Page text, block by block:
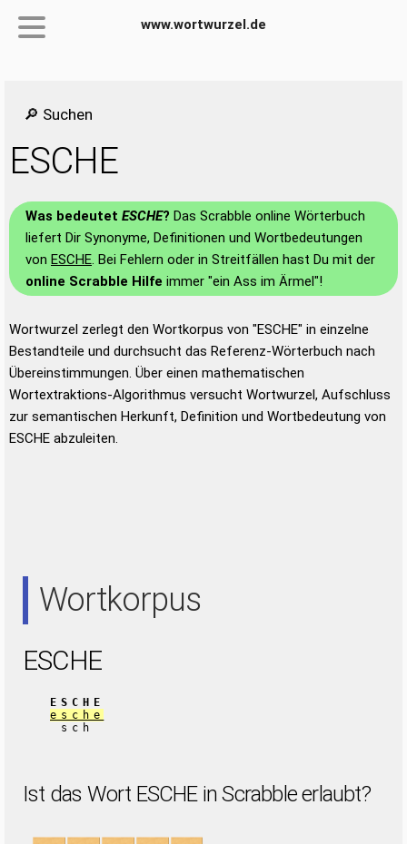
www.wortwurzel.de
🔎 Suchen
ESCHE
Was bedeutet ESCHE? Das Scrabble online Wörterbuch
liefert Dir Synonyme, Definitionen und Wortbedeutungen
von ESCHE. Bei Fehlern oder in Streitfällen hast Du mit der
online Scrabble Hilfe immer "ein Ass im Ärmel"!
Wortwurzel zerlegt den Wortkorpus von "ESCHE" in einzelne
Bestandteile und durchsucht das Referenz-Wörterbuch nach
Übereinstimmungen. Über einen mathematischen
Wortextraktions-Algorithmus versucht Wortwurzel, Aufschluss
zur semantischen Herkunft, Definition und Wortbedeutung von
ESCHE abzuleiten.
Wortkorpus
ESCHE
ESCHE
esche
sch
Ist das Wort ESCHE in Scrabble erlaubt?